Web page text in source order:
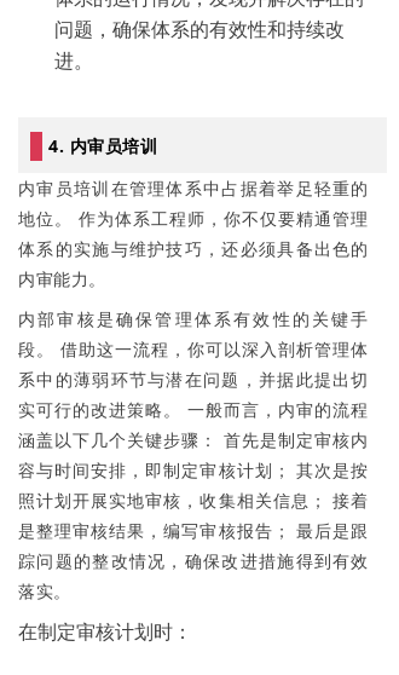
问题，确保体系的有效性和持续改
进。
4. 内审员培训
内审员培训在管理体系中占据着举足轻重的
地位。 作为体系工程师，你不仅要精通管理
体系的实施与维护技巧，还必须具备出色的
内审能力。
内部审核是确保管理体系有效性的关键手
段。 借助这一流程，你可以深入剖析管理体
系中的薄弱环节与潜在问题，并据此提出切
实可行的改进策略。 一般而言，内审的流程
涵盖以下几个关键步骤： 首先是制定审核内
容与时间安排，即制定审核计划； 其次是按
照计划开展实地审核，收集相关信息； 接着
是整理审核结果，编写审核报告； 最后是跟
踪问题的整改情况，确保改进措施得到有效
落实。
在制定审核计划时：